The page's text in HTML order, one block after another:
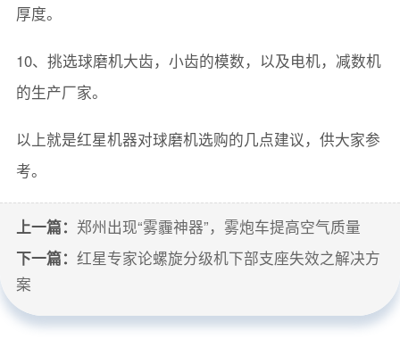
厚度。
10、挑选球磨机大齿，小齿的模数，以及电机，减数机
的生产厂家。
以上就是红星机器对球磨机选购的几点建议，供大家参
考。
上一篇： 郑州出现“雾霾神器”，雾炮车提高空气质量
下一篇： 红星专家论螺旋分级机下部支座失效之解决方
案